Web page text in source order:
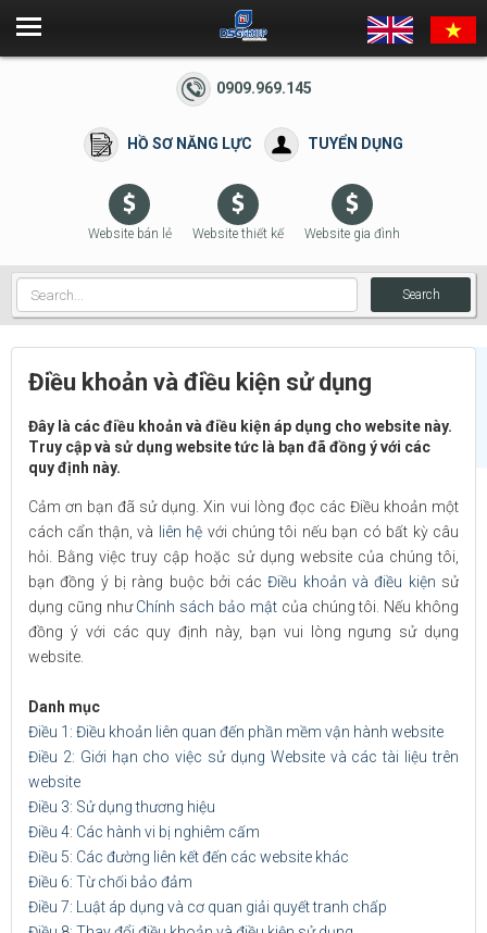
0909.969.145
HỒ SƠ NĂNG LỰC TUYỂN DỤNG
Website bán lẻ Website thiết kế Website gia đình
Search
Điều khoản và điều kiện sử dụng
Đây là các điều khoản và điều kiện áp dụng cho website này.
Truy cập và sử dụng website tức là bạn đã đồng ý với các
quy định này.
Cảm ơn bạn đã sử dụng. Xin vui lòng đọc các Điều khoản một
cách cẩn thận, và
liên hệ với chúng tôi nếu bạn có bất kỳ câu
hỏi. Bằng việc truy cập hoặc sử dụng website của chúng tôi,
bạn đồng ý bị ràng buộc bởi cácĐiều khoản và điều kiện sử
dụng cũng nhưChính sách bảo mậtcủa chúng tôi. Nếu không
đồng ý với các quy định này, bạn vui lòng ngưng sử dụng
website.
Danh mục
Điều 1: Điều khoản liên quan đến phần mềm vận hành website
Điều 2: Giới hạn cho việc sử dụng Website và các tài liệu trên
website
Điều 3: Sử dụng thương hiệu
Điều 4: Các hành vi bị nghiêm cấm
Điều 5: Các đường liên kết đến các website khác
Điều 6: Từ chối bảo đảm
Điều 7: Luật áp dụng và cơ quan giải quyết tranh chấp